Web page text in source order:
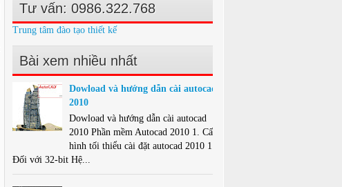
Tư vấn: 0986.322.768
Trung tâm đào tạo thiết kế
Bài xem nhiều nhất
Dowload và hướng dẫn cài autocad
2010
Dowload và hướng dẫn cài autocad
2010 Phần mềm Autocad 2010 1. Cấu
hình tối thiểu cài đặt autocad 2010 1.1.
Đối với 32-bit Hệ...